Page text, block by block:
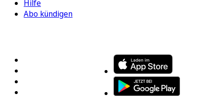
Hilfe
Abo kündigen